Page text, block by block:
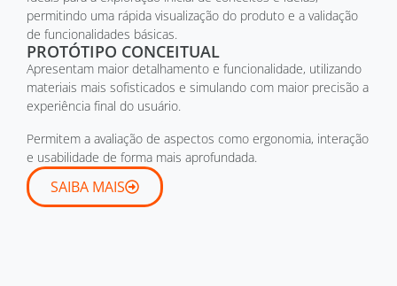
permitindo uma rápida visualização do produto e a validação
de funcionalidades básicas.
PROTÓTIPO CONCEITUAL
Apresentam maior detalhamento e funcionalidade, utilizando
materiais mais sofisticados e simulando com maior precisão a
experiência final do usuário.
Permitem a avaliação de aspectos como ergonomia, interação
e usabilidade de forma mais aprofundada.
SAIBA MAIS